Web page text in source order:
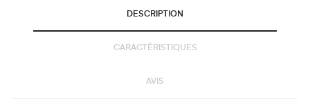
DESCRIPTION
CARACTÉRISTIQUES
AVIS